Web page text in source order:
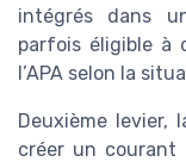
intégrés dans
parfois éligible à
l’APA selon la
Deuxième levier,
créer un courant